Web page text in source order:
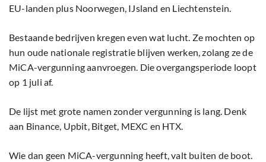
EU-landen plus Noorwegen, IJsland en Liechtenstein.
Bestaande bedrijven kregen even wat lucht. Ze mochten op
hun oude nationale registratie blijven werken, zolang ze de
MiCA-vergunning aanvroegen. Die overgangsperiode loopt
op 1 juli af.
De lijst met grote namen zonder vergunning is lang. Denk
aan Binance, Upbit, Bitget, MEXC en HTX.
Wie dan geen MiCA-vergunning heeft, valt buiten de boot.